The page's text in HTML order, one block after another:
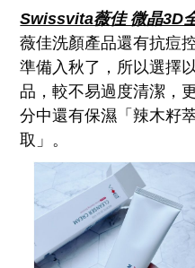
Swissvita薇佳 微晶3D
薇佳洗顏產品還有抗痘
準備入秋了，所以選擇
品，較不易過度清潔，
分中還有保濕「辣木籽
取」。